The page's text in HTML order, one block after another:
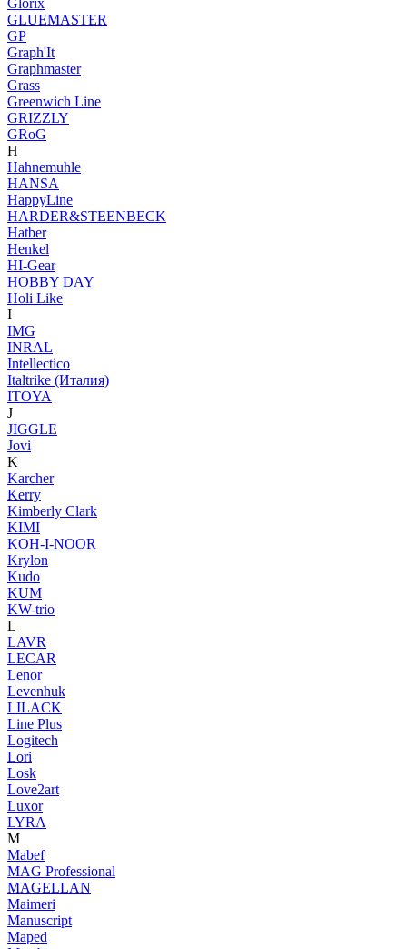
Glorix
GLUEMASTER
GP
Graph'It
Graphmaster
Grass
Greenwich Line
GRIZZLY
GRoG
H
Hahnemuhle
HANSA
HappyLine
HARDER&STEENBECK
Hatber
Henkel
HI-Gear
HOBBY DAY
Holi Like
I
IMG
INRAL
Intellectico
Italtrike (Италия)
ITOYA
J
JIGGLE
Jovi
K
Karcher
Kerry
Kimberly Clark
KIMI
KOH-I-NOOR
Krylon
Kudo
KUM
KW-trio
L
LAVR
LECAR
Lenor
Levenhuk
LILACK
Line Plus
Logitech
Lori
Losk
Love2art
Luxor
LYRA
M
Mabef
MAG Professional
MAGELLAN
Maimeri
Manuscript
Maped